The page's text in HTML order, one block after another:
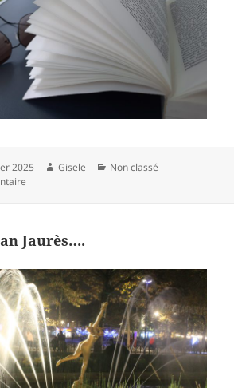
2025 Auteur
Gisele Catégories
Non classé
Jaurès….